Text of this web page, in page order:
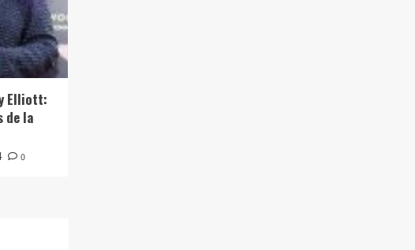
Elliott:
de la
0